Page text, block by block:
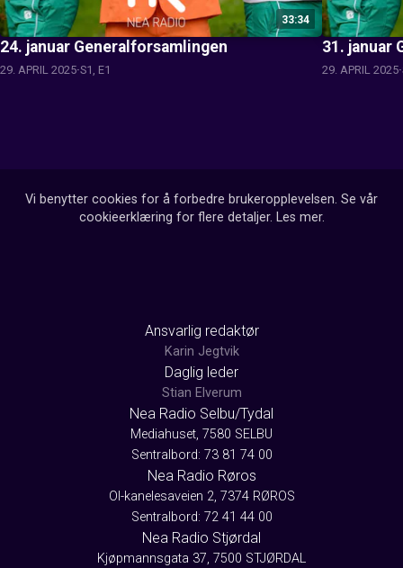
33:34
24. januar Generalforsamlingen
29. APRIL 2025 S1, E1
31. januar
29. APRIL 2025
Vi benytter cookies for å forbedre brukeropplevelsen. Se vår
cookieerklæring for flere detaljer. Les mer.
Ansvarlig redaktør
Karin Jegtvik
Daglig leder
Stian Elverum
Nea Radio Selbu/Tydal
Mediahuset, 7580 SELBU
Sentralbord: 73 81 74 00
Nea Radio Røros
Ol-kanelesaveien 2, 7374 RØROS
Sentralbord: 72 41 44 00
Nea Radio Stjørdal
Kjøpmannsgata 37, 7500 STJØRDAL